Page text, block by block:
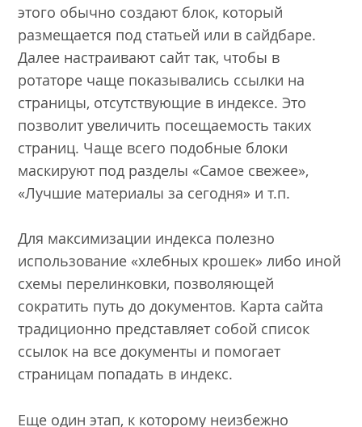
этого обычно создают блок, который
размещается под статьей или в сайдбаре.
Далее настраивают сайт так, чтобы в
ротаторе чаще показывались ссылки на
страницы, отсутствующие в индексе. Это
позволит увеличить посещаемость таких
страниц. Чаще всего подобные блоки
маскируют под разделы «Самое свежее»,
«Лучшие материалы за сегодня» и т.п.
Для максимизации индекса полезно
использование «хлебных крошек» либо иной
схемы перелинковки, позволяющей
сократить путь до документов. Карта сайта
традиционно представляет собой список
ссылок на все документы и помогает
страницам попадать в индекс.
Еще один этап, к которому неизбежно